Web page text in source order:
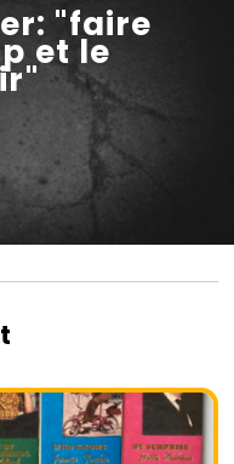
"faire
et le